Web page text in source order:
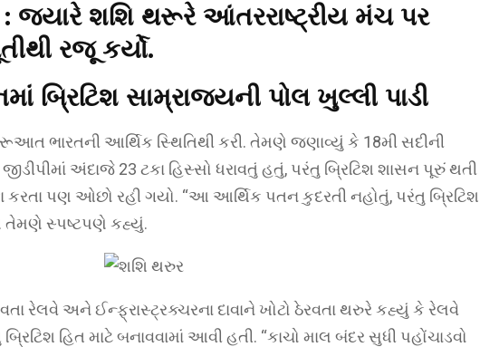
જ્યારે શશિ થરૂરે આંતરરાષ્ટ્રીય મંચ પર
રજૂ કર્યો.
બ્રિટિશ સામ્રાજ્યની પોલ ખુલ્લી પાડી
ભારતની આર્થિક સ્થિતિથી કરી. તેમણે જણાવ્યું કે 18મી સદીની
અંદાજે 23 ટકા હિસ્સો ધરાવતું હતું, પરંતુ બ્રિટિશ શાસન પૂરું થતી
કરતા પણ ઓછો રહી ગયો. “આ આર્થિક પતન કુદરતી નહોતું, પરંતુ બ્રિટિશ
તેમણે સ્પષ્ટપણે કહ્યું.
રેલવે અને ઈન્ફ્રાસ્ટ્રક્ચરના દાવાને ખોટો ઠેરવતા થરુરે કહ્યું કે રેલવે
હિત માટે બનાવવામાં આવી હતી. “કાચો માલ બંદર સુધી પહોંચાડવો